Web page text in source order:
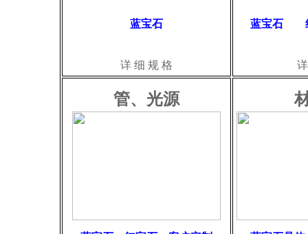
蓝宝石
详 细 规 格
蓝宝石
管、光源